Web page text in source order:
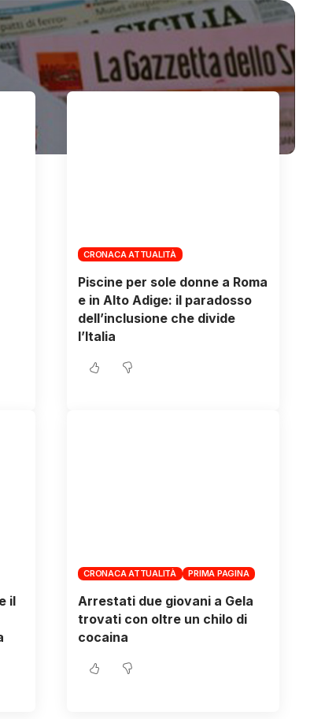
CRONACA ATTUALITÀ
Piscine per sole donne a Roma
e in Alto Adige: il paradosso
dell’inclusione che divide
l’Italia
il
CRONACA ATTUALITÀ PRIMA PAGINA
Arrestati due giovani a Gela
trovati con oltre un chilo di
cocaina